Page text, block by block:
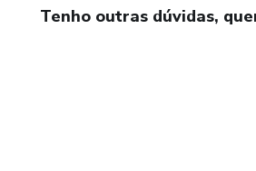
Tenho outras dúvidas,